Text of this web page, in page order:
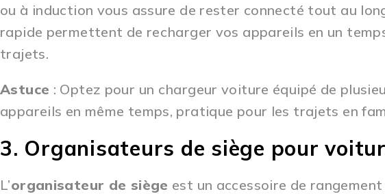
ou à induction vous assure de rester connecté tout au
rapide permettent de recharger vos appareils en un
trajets.
Astuce : Optez pour un chargeur voiture équipé de
appareils en même temps, pratique pour les trajets en
3. Organisateurs de siège pour
L’organisateur de siège est un accessoire de